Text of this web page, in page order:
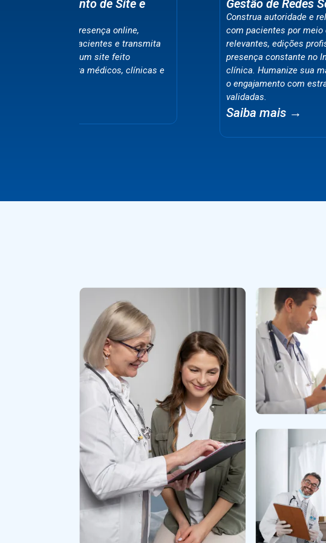
Gestão de Redes Sociais
Construa autoridade e relacionamento
com pacientes por meio de conteúdos
relevantes, edições profissionais e uma
presença constante no Instagram da
clínica. Humanize sua marca e aumente
o engajamento com estratégias